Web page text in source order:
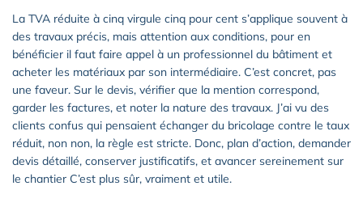
La TVA réduite à cinq virgule cinq pour cent s’applique souvent à
des travaux précis, mais attention aux conditions, pour en
bénéficier il faut faire appel à un professionnel du bâtiment et
acheter les matériaux par son intermédiaire. C’est concret, pas
une faveur. Sur le devis, vérifier que la mention correspond,
garder les factures, et noter la nature des travaux. J’ai vu des
clients confus qui pensaient échanger du bricolage contre le taux
réduit, non non, la règle est stricte. Donc, plan d’action, demander
devis détaillé, conserver justificatifs, et avancer sereinement sur
le chantier C’est plus sûr, vraiment et utile.